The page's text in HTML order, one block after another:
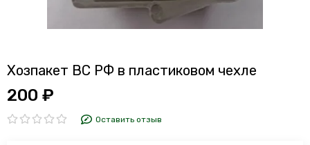
Хозпакет ВС РФ в пластиковом чехле
200 ₽
Оставить отзыв